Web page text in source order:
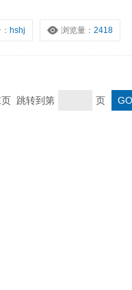
hshj 浏览量：2418
跳转到第 页